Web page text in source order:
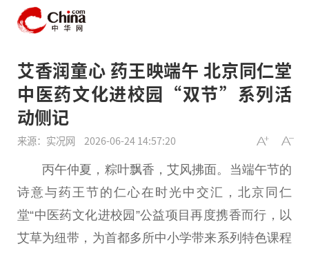
艾香润童心 药王映端午 北京同仁堂
中医药文化进校园“双节”系列活
动侧记
来源：实况网 2026-06-24 14:57:20
丙午仲夏，粽叶飘香，艾风拂面。当端午节的
诗意与药王节的仁心在时光中交汇，北京同仁
堂“中医药文化进校园”公益项目再度携香而行，以
艾草为纽带，为首都多所中小学带来系列特色课程